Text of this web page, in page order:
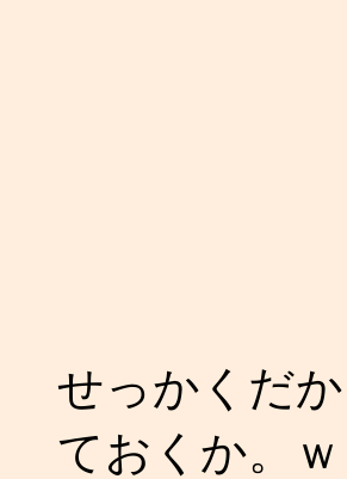
せっかくだ
ておくか。ｗ